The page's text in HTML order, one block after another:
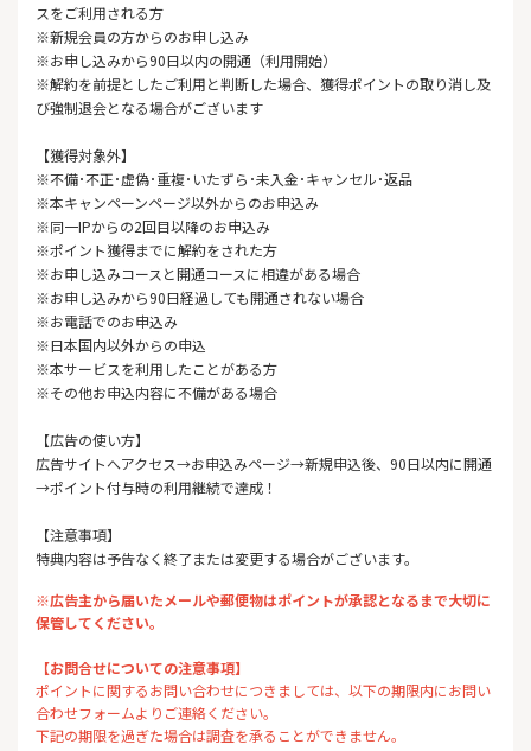
スをご利用される方
※新規会員の方からのお申し込み
※お申し込みから90日以内の開通（利用開始）
※解約を前提としたご利用と判断した場合、獲得ポイントの取り消し及
び強制退会となる場合がございます
【獲得対象外】
※不備･不正･虚偽･重複･いたずら･未入金･キャンセル･返品
※本キャンペーンページ以外からのお申込み
※同一IPからの2回目以降のお申込み
※ポイント獲得までに解約をされた方
※お申し込みコースと開通コースに相違がある場合
※お申し込みから90日経過しても開通されない場合
※お電話でのお申込み
※日本国内以外からの申込
※本サービスを利用したことがある方
※その他お申込内容に不備がある場合
【広告の使い方】
広告サイトへアクセス→お申込みページ→新規申込後、90日以内に開通
→ポイント付与時の利用継続で達成！
【注意事項】
特典内容は予告なく終了または変更する場合がございます。
※広告主から届いたメールや郵便物はポイントが承認となるまで大切に
保管してください。
【お問合せについての注意事項】
ポイントに関するお問い合わせにつきましては、以下の期限内にお問い
合わせフォームよりご連絡ください。
下記の期限を過ぎた場合は調査を承ることができません。